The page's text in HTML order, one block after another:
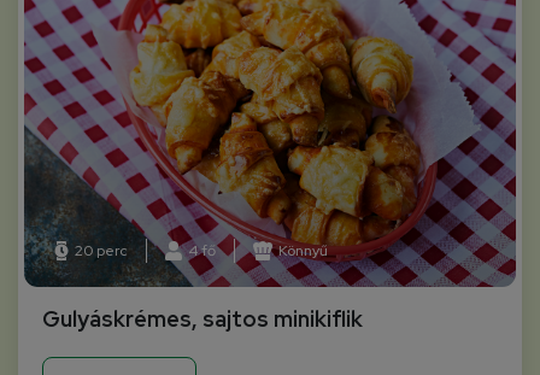
20 perc 4 fő Könnyű
Gulyáskrémes, sajtos minikiflik